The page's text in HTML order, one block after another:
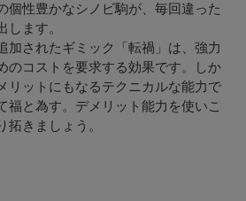
個性豊かなシノビ駒が、毎回違った
します。
加されたギミック「転禍」は、強力
のコストを要求する効果です。しか
リットにもなるテクニカルな能力で
福と為す。デメリット能力を使いこ
拓きましょう。